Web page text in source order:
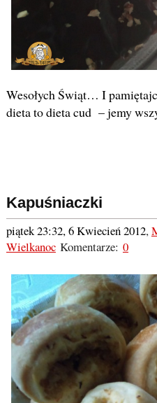
Wesołych Świąt… I
dieta to dieta cud – jemy
Kapuśniaczki
piątek 23:32, 6 Kwiecień 2012,
WielkanocKomentarze: 0